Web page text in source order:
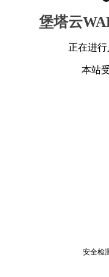
堡塔云
正在进
本站
安全检